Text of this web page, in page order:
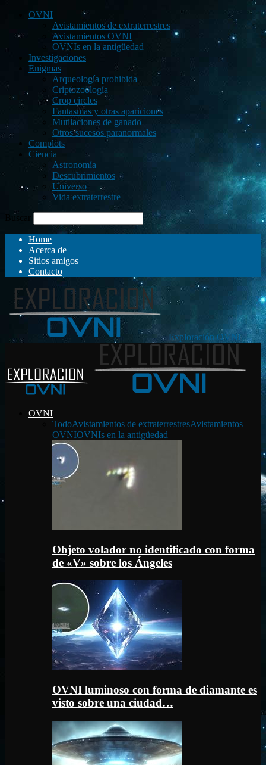
OVNI
Avistamientos de extraterrestres
Avistamientos OVNI
OVNIs en la antigüedad
Investigaciones
Enigmas
Arqueología prohibida
Criptozoología
Crop circles
Fantasmas y otras apariciones
Mutilaciones de ganado
Otros sucesos paranormales
Complots
Ciencia
Astronomía
Descubrimientos
Universo
Vida extraterrestre
Buscar
Home
Acerca de
Sitios amigos
Contacto
Exploración OVNI
OVNI
TodoAvistamientos de extraterrestresAvistamientos
OVNIOVNIs en la antigüedad
Objeto volador no identificado con forma
de «V» sobre los Ángeles
OVNI luminoso con forma de diamante es
visto sobre una ciudad…